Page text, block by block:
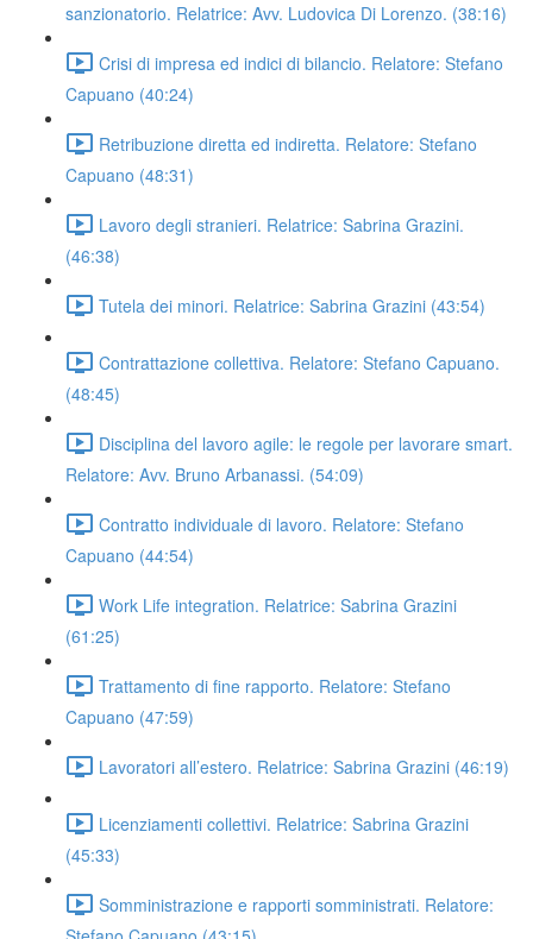
sanzionatorio. Relatrice: Avv. Ludovica Di Lorenzo. (38:16)
Crisi di impresa ed indici di bilancio. Relatore: Stefano
Capuano (40:24)
Retribuzione diretta ed indiretta. Relatore: Stefano
Capuano (48:31)
Lavoro degli stranieri. Relatrice: Sabrina Grazini.
(46:38)
Tutela dei minori. Relatrice: Sabrina Grazini (43:54)
Contrattazione collettiva. Relatore: Stefano Capuano.
(48:45)
Disciplina del lavoro agile: le regole per lavorare smart.
Relatore: Avv. Bruno Arbanassi. (54:09)
Contratto individuale di lavoro. Relatore: Stefano
Capuano (44:54)
Work Life integration. Relatrice: Sabrina Grazini
(61:25)
Trattamento di fine rapporto. Relatore: Stefano
Capuano (47:59)
Lavoratori all’estero. Relatrice: Sabrina Grazini (46:19)
Licenziamenti collettivi. Relatrice: Sabrina Grazini
(45:33)
Somministrazione e rapporti somministrati. Relatore: